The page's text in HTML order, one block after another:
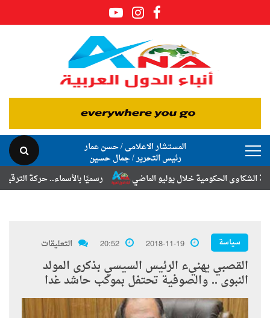
المستشار الاعلامى / حسن عمار
رئيس التحرير / جمال حسين
رسميًا بالأسماء.. حركة الترقيات
الحكومية خلال يوليو الماضي
سياسة 2018-11-19
20:52 التعليقات
القصبي يهنيء الرئيس السيسي بذكرى المولد
النبوى .. والصوفية تحتفل بموكب حاشد غدا